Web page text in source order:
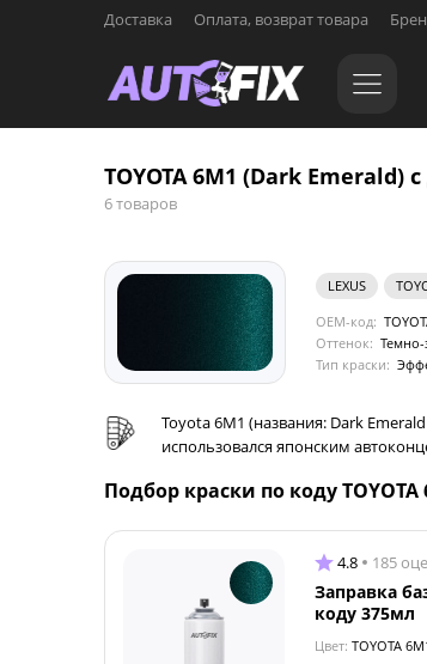
Доставка Оплата, возврат товара
TOYOTA 6M1 (Dark Emerald)
6 товаров
LEXUS
OEM-код:
Оттенок: Темно-
Тип краски:
Toyota 6M1 (названия: Dark
использовался японским
Подбор краски по коду TOYOTA
4.8 185
Заправка
коду 375мл
Цвет: TOYOTA